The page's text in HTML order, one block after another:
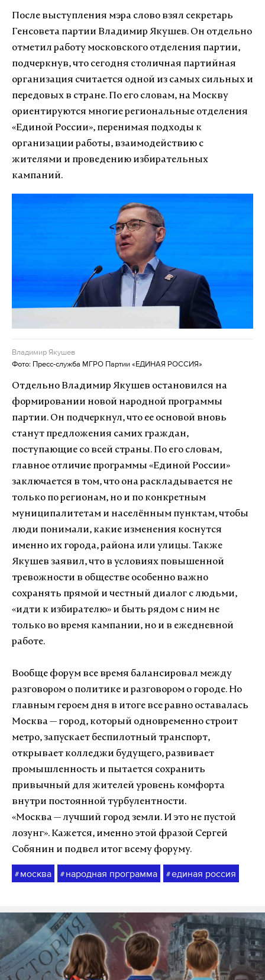
После выступления мэра слово взял секретарь
Генсовета партии Владимир Якушев. Он отдельно
отметил работу московского отделения партии,
подчеркнув, что сегодня столичная партийная
организация считается одной из самых сильных и
передовых в стране. По его словам, на Москву
ориентируются многие региональные отделения
«Единой России», перенимая подходы к
организации работы, взаимодействию с
жителями и проведению избирательных
кампаний.
Владимир Якушев
Фото: Пресс-служба МГРО Партии «ЕДИНАЯ РОССИЯ»
Отдельно Владимир Якушев остановился на
формировании новой народной программы
партии. Он подчеркнул, что ее основой вновь
станут предложения самих граждан,
поступающие со всей страны. По его словам,
главное отличие программы «Единой России»
заключается в том, что она раскладывается не
только по регионам, но и по конкретным
муниципалитетам и населённым пунктам, чтобы
люди понимали, какие изменения коснутся
именно их города, района или улицы. Также
Якушев заявил, что в условиях повышенной
тревожности в обществе особенно важно
сохранять прямой и честный диалог с людьми,
«идти к избирателю» и быть рядом с ним не
только во время кампании, но и в ежедневной
работе.
Вообще форум все время балансировал между
разговором о политике и разговором о городе. Но
главным героем дня в итоге все равно оставалась
Москва — город, который одновременно строит
метро, запускает беспилотный транспорт,
открывает колледжи будущего, развивает
промышленность и пытается сохранить
привычный для жителей уровень комфорта
внутри постоянной турбулентности.
«Москва — лучший город земли. И это не пустой
лозунг». Кажется, именно этой фразой Сергей
Собянин и подвел итог всему форуму.
# москва # народная программа #единая россия